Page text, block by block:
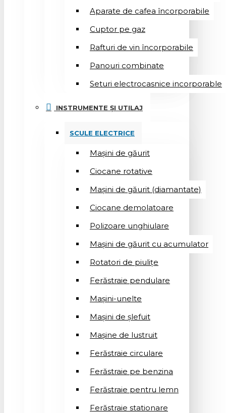
Aparate de cafea încorporabile
Cuptor pe gaz
Rafturi de vin încorporabile
Panouri combinate
Seturi electrocasnice incorporable
INSTRUMENTE ȘI UTILAJ
SCULE ELECTRICE
Mașini de găurit
Ciocane rotative
Mașini de găurit (diamantate)
Ciocane demolatoare
Polizoare unghiulare
Mașini de găurit cu acumulator
Rotatori de piuliţe
Ferăstraie pendulare
Mașini-unelte
Mașini de șlefuit
Mașinе de lustruit
Ferăstraie circulare
Ferăstraie pe benzina
Ferăstraie pentru lemn
Ferăstraie stationare